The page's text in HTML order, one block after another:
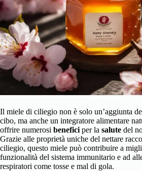
Il miele di ciliegio non è solo un’aggiunta
cibo, ma anche un integratore alimentare
offrire numerosi benefici per la salute del
Grazie alle proprietà uniche del nettare
ciliegio, questo miele può contribuire a
funzionalità del sistema immunitario e ad
respiratori come tosse e mal di gola.